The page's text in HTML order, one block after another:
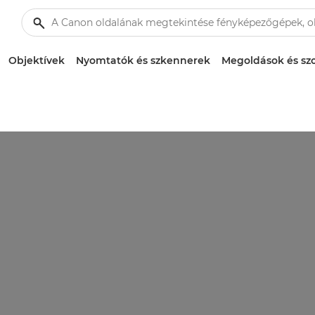
Objektívek Nyomtatók és szkennerek Megoldások és